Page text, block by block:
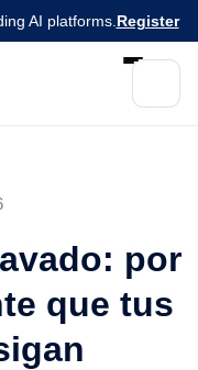
AI platforms. Register
por
que tus